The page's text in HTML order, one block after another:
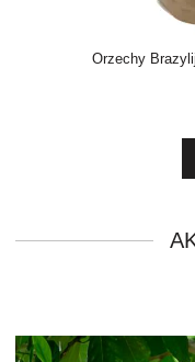
Orzechy